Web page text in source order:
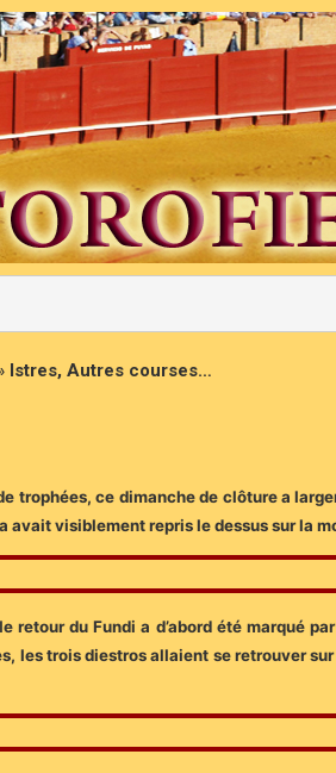
Istres, Autres courses…
trophées, ce dimanche de clôture a
avait visiblement repris le dessus sur la
du Fundi a d’abord été marqué
les trois diestros allaient se retrouver